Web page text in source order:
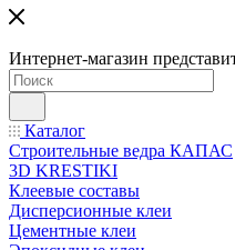
Интернет-магазин
Каталог
Строительные ведра КАПАС
3D KRESTIKI
Клеевые составы
Дисперсионные клеи
Цементные клеи